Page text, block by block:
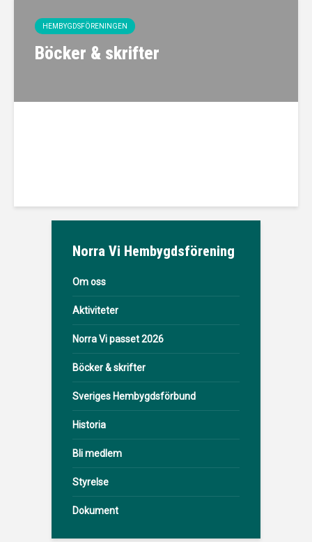
HEMBYGDSFÖRENINGEN
Böcker & skrifter
Norra Vi Hembygdsförening
Om oss
Aktiviteter
Norra Vi passet 2026
Böcker & skrifter
Sveriges Hembygdsförbund
Historia
Bli medlem
Styrelse
Dokument